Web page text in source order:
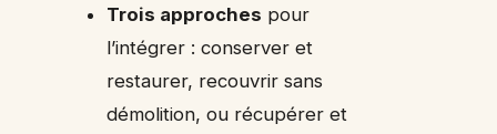
Trois approches pour
l’intégrer : conserver et
restaurer, recouvrir sans
démolition, ou récupérer et